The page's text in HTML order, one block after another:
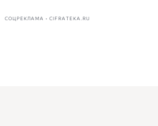
СОЦРЕКЛАМА • CIFRATEKA.RU